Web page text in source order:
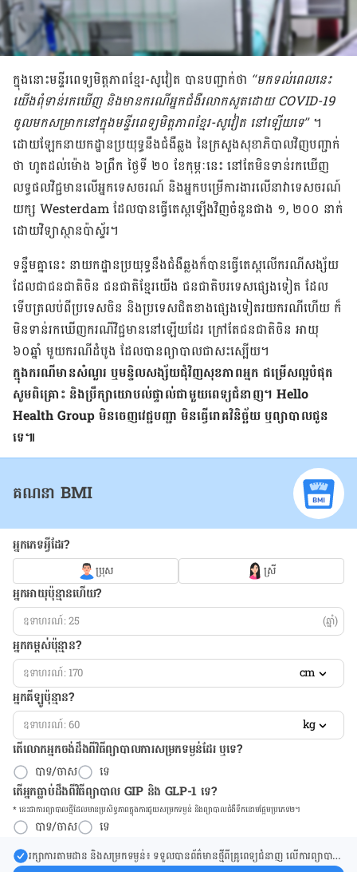
ក្នុង​នោះ​មន្ទីរពេទ្យ​មិត្តភាព​ខ្មែរ-សូវៀត បាន​បញ្ជាក់​ថា “មក​ទល់​ពេល​នេះ
យើង​ពុំ​ទាន់​រក​ឃើញ និង​មាន​ករណី​អ្នក​ជំងឺ​រលាកសួត​ដោយ COVID-19
ចូល​មក​សម្រាក​នៅ​ក្នុង​មន្ទីរពេទ្យ​មិត្តភាព​ខ្មែរ-សូវៀត នៅ​ឡើយ​ទេ”។
ដោយ​ឡែក​នាយកដ្ឋាន​ប្រយុទ្ធ​នឹង​ជំងឺ​ឆ្លង នៃ​ក្រសួង​សុខាភិបាល​វិញ​បញ្ជាក់​
ថា ហូត​ដល់​ម៉ោង​ ៦​ព្រឹក​ ថ្ងៃទី​ ២០ ខែ​កុម្ភៈ​នេះ នៅ​តែ​មិន​ទាន់​រក​ឃើញ​
លទ្ធផល​វិជ្ជមាន​លើ​អ្នក​ទេសចរណ៍​ និង​អ្នក​បម្រើ​ការងារ​លើ​នាវា​ទេសចរណ៍​
យក្ស​ Westerdam ដែល​បាន​ធ្វើ​តេស្ត​ឡើង​វិញ​ចំនួន​ជាង ១, ២០០​ នាក់​
ដោយ​វិទ្យាស្ថាន​ប៉ាស្ទ័រ។
ទន្ទឹម​គ្នា​នេះ​ នាយកដ្ឋាន​ប្រយុទ្ធ​នឹង​ជំងឺ​ឆ្លង​ក៏​បាន​ធ្វើ​តេស្ត​លើ​ករណី​សង្ស័យ
ដែល​ជា​ជន​ជាតិ​ចិន ជន​ជាតិ​ខ្មែរ​យើង​ ជន​ជាតិ​បរទេស​ផ្សេង​ទៀត ដែល​
ទើប​ត្រលប់​ពី​ប្រទេស​ចិន និង​ប្រទេស​ជិត​ខាង​ផ្សេង​ទៀត​រយ​ករណី​ហើយ​ ក៏​
មិន​ទាន់​រក​ឃើញ​ករណី​វិជ្ជមាន​នៅ​ឡើយ​ដែរ ក្រៅ​តែ​ជន​ជាតិ​ចិន​ អាយុ​
៦០ឆ្នាំ មួយ​ករណី​ដំបូង​ ដែល​បាន​ព្យាបាល​ជា​សះ​ស្បើយ។
ក្នុង​ករណី​មាន​សំណួរ ឬ​មន្ទិលសង្ស័យ​ជុំវិញ​សុខភាព​អ្នក ជម្រើស​ល្អ​បំផុត
សូម​ពិគ្រោះ និង​ប្រឹក្សា​យោបល់​ផ្ទាល់​ជាមួយ​ពេទ្យ​ជំនាញ។ Hello
Health Group មិន​ចេញ​វេជ្ជបញ្ជា មិន​ធ្វើ​រោគវិនិច្ឆ័យ ឬ​ព្យាបាល​ជូន​
ទេ៕
គណនា BMI
អ្នកភេទអ្វីដែរ?
ប្រុស ស្រី
អ្នកអាយុប៉ុន្មានហើយ?
(ឆ្នាំ)
អ្នកកម្ពស់ប៉ុន្មាន?
cm
អ្នកគីឡូប៉ុន្មាន?
kg
តើលោកអ្នកចង់ដឹង​ពីវិធីព្យាបាលការសម្រកទម្ងន់ដែរ ឬទេ?
បាទ/ចាស
ទេ
តើអ្នកធ្លាប់ដឹងពីវិធីព្យាបាល GIP និង GLP-1 ទេ?
* នេះ​ជា​ការ​ព្យា​បាល​ថ្មីដែល​​មាន​ប្រសិទ្ធ​ភាព​ក្នុង​ការ​ជួយ​សម្រក​ទម្ងន់ និង​ព្យា​បាល​ជំ​ងឺ​ទឹក​នោម​ផ្អែម​ប្រភេទ២។
បាទ/ចាស ទេ
រក្សា​ការ​តាមដាន និងសម្រក​ទម្ងន់៖ ទទួលបាន​ព័ត៌​មាន​ថ្មី​ពី​គ្រូពេទ្យ​ជំនាញ លើ​ការ​ព្យា​បាល​